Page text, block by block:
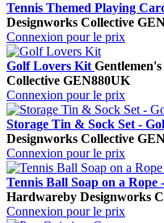
Tennis Themed Playing
Designworks Collective
Connexion pour le prix
Golf Lovers Kit
Collective GEN880UK
Connexion pour le prix
Storage Tin & Sock Set -
Designworks Collective
Connexion pour le prix
Tennis Ball Soap on a Rope
Hardwareby Designworks
Connexion pour le prix